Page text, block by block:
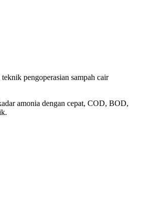
pengoperasian sampah cair
amonia dengan cepat, COD, BOD,